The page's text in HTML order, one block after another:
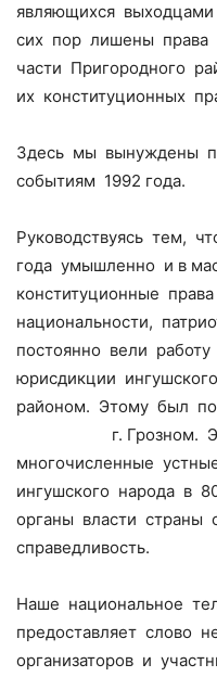
являющихся
сих пор лишены права
части Пригородного
их конституционных
Здесь мы вынуждены
событиям 1992 года.
Руководствуясь тем,
года умышленно и в
конституционные
национальности,
постоянно вели
юрисдикции
районом. Этому был
г. Грозном.
многочисленные
ингушского народа в
органы власти страны
справедливость.
Наше национальное
предоставляет слово
организаторов и